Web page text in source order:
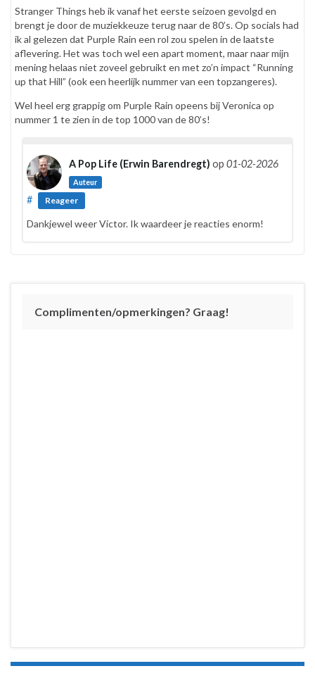
Stranger Things heb ik vanaf het eerste seizoen gevolgd en
brengt je door de muziekkeuze terug naar de 80’s. Op socials had
ik al gelezen dat Purple Rain een rol zou spelen in de laatste
aflevering. Het was toch wel een apart moment, maar naar mijn
mening helaas niet zoveel gebruikt en met zo’n impact “Running
up that Hill” (ook een heerlijk nummer van een topzangeres).
Wel heel erg grappig om Purple Rain opeens bij Veronica op
nummer 1 te zien in de top 1000 van de 80’s!
A Pop Life (Erwin Barendregt) op 01-02-2026
Auteur
# Reageer
Dankjewel weer Victor. Ik waardeer je reacties enorm!
Complimenten/opmerkingen? Graag!